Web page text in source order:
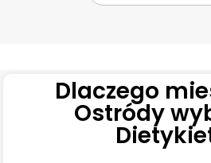
Dlaczego
Ostródy